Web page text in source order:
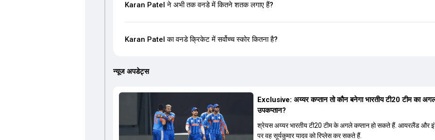
Karan Patel ने अभी तक वनडे में कितने शतक लगाए हैं?
Karan Patel का वनडे क्रिकेट में सर्वोच्च स्कोर कितना है?
न्यूज अपडेट्स
Exclusive: अय्यर कप्तान तो कौन बनेगा भारतीय टी20 टीम का
उपकप्तान?
श्रेयस अय्यर भारतीय टी20 टीम के अगले कप्तान हो सकते हैं. आयरलैंड और
पर वह सूर्यकुमार यादव को रिप्लेस कर सकते हैं.